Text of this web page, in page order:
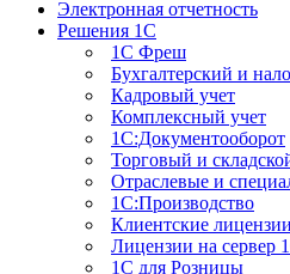
Электронная отчетность
Решения 1С
1С Фреш
Бухгалтерский и
Кадровый учет
Комплексный учет
1С:Документооборот
Торговый и
Отраслевые и
1С:Производство
Клиентские
Лицензии на сервер
1С для Розницы